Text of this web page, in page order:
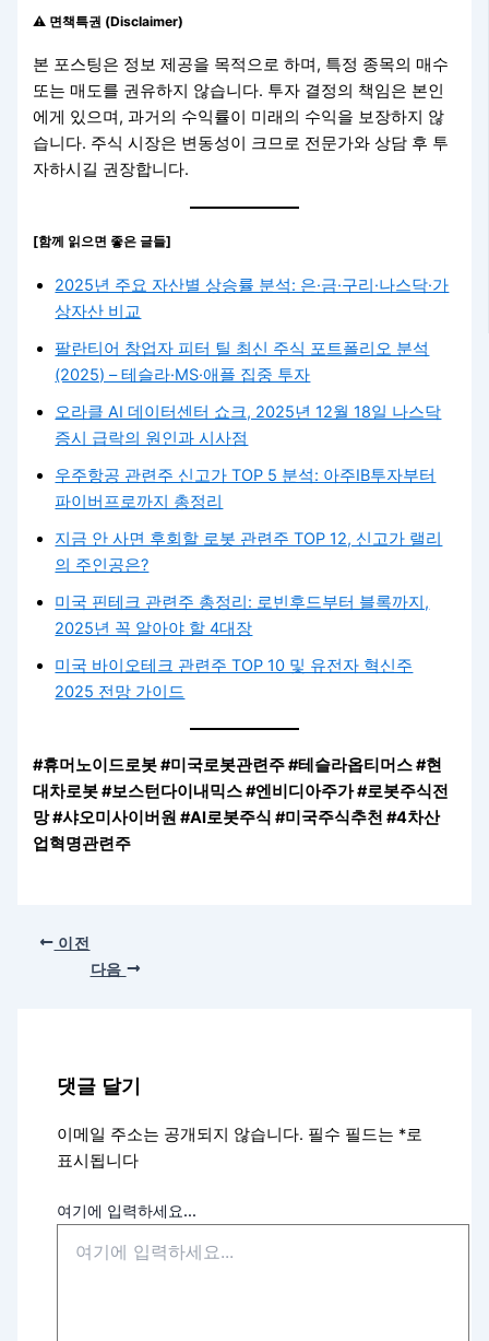
⚠️ 면책특권 (Disclaimer)
본 포스팅은 정보 제공을 목적으로 하며, 특정 종목의 매수
또는 매도를 권유하지 않습니다. 투자 결정의 책임은 본인
에게 있으며, 과거의 수익률이 미래의 수익을 보장하지 않
습니다. 주식 시장은 변동성이 크므로 전문가와 상담 후 투
자하시길 권장합니다.
[함께 읽으면 좋은 글들]
2025년 주요 자산별 상승률 분석: 은·금·구리·나스닥·가
상자산 비교
팔란티어 창업자 피터 틸 최신 주식 포트폴리오 분석
(2025) – 테슬라·MS·애플 집중 투자
오라클 AI 데이터센터 쇼크, 2025년 12월 18일 나스닥
증시 급락의 원인과 시사점
우주항공 관련주 신고가 TOP 5 분석: 아주IB투자부터
파이버프로까지 총정리
지금 안 사면 후회할 로봇 관련주 TOP 12, 신고가 랠리
의 주인공은?
미국 핀테크 관련주 총정리: 로빈후드부터 블록까지,
2025년 꼭 알아야 할 4대장
미국 바이오테크 관련주 TOP 10 및 유전자 혁신주
2025 전망 가이드
#휴머노이드로봇 #미국로봇관련주 #테슬라옵티머스 #현
대차로봇 #보스턴다이내믹스 #엔비디아주가 #로봇주식전
망 #샤오미사이버원 #AI로봇주식 #미국주식추천 #4차산
업혁명관련주
이전
다음
댓글 달기
이메일 주소는 공개되지 않습니다. 필수 필드는 *로
표시됩니다
여기에 입력하세요...